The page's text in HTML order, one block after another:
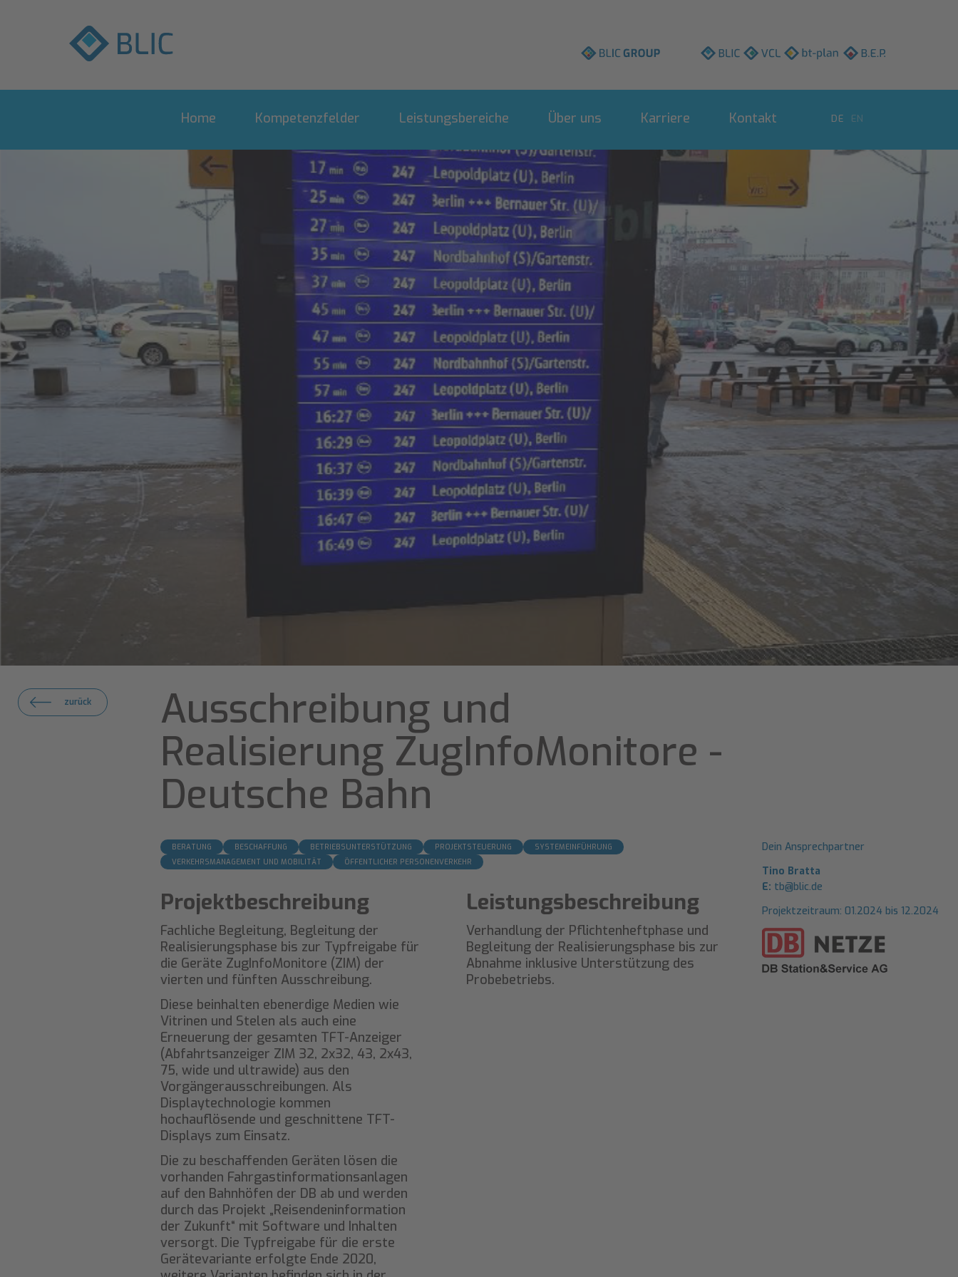
BLIC
BLIC VCL
bt-
B.E.P.
DE EN
überspringen
Home Kompetenzfelder Leistungsbereiche Über uns Karriere Kontakt
zurück
Ausschreibung und
Realisierung ZugInfoMonitore -
Deutsche Bahn
BERATUNG BESCHAFFUNG BETRIEBSUNTERSTÜTZUNG PROJEKTSTEUERUNG
SYSTEMEINFÜHRUNG
VERKEHRSMANAGEMENT UND MOBILITÄT
ÖFFENTLICHER PERSONENVERKEHR
Projektbeschreibung
Fachliche Begleitung, Begleitung der
Realisierungsphase bis zur Typfreigabe für
die Geräte ZugInfoMonitore (ZIM) der
vierten und fünften Ausschreibung.
Diese beinhalten ebenerdige Medien wie
Vitrinen und Stelen als auch eine
Erneuerung der gesamten TFT-Anzeiger
(Abfahrtsanzeiger ZIM 32, 2x32, 43, 2x43,
75, wide und ultrawide) aus den
Vorgängerausschreibungen. Als
Displaytechnologie kommen
hochauflösende und geschnittene TFT-
Displays zum Einsatz.
Die zu beschaffenden Geräten lösen die
vorhanden Fahrgastinformationsanlagen
auf den Bahnhöfen der DB ab und werden
durch das Projekt „Reisendeninformation
der Zukunft“ mit Software und Inhalten
versorgt. Die Typfreigabe für die erste
Gerätevariante erfolgte Ende 2020,
Leistungsbeschreibung
Verhandlung der Pflichtenheftphase und
Begleitung der Realisierungsphase bis zur
Abnahme inklusive Unterstützung des
Probebetriebs.
Dein Ansprechpartner
Tino Bratta
E: tb@blic.de
Projektzeitraum: 01.2024 bis 12.2024